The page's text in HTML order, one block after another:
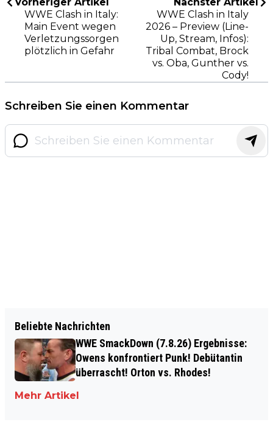
WWE Clash in Italy:
Main Event wegen
Verletzungssorgen
plötzlich in Gefahr
WWE Clash in Italy
2026 – Preview (Line-
Up, Stream, Infos):
Tribal Combat, Brock
vs. Oba, Gunther vs.
Cody!
Schreiben Sie einen Kommentar
Beliebte Nachrichten
WWE SmackDown (7.8.26) Ergebnisse:
Owens konfrontiert Punk! Debütantin
überrascht! Orton vs. Rhodes!
Mehr Artikel